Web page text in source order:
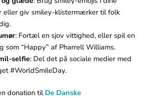
eller giv smiley-klistermærker til folk
: Fortæl en sjov vittighed, eller spil en
som “Happy” af Pharrell Williams.
selfie: Del det på sociale medier med
#WorldSmileDay.
donation til De Danske